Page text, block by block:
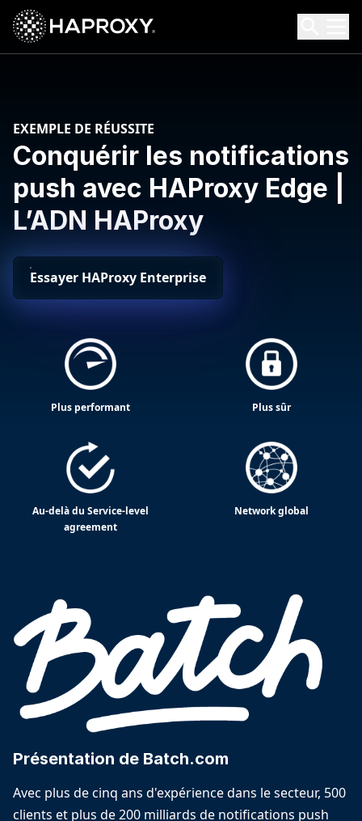
HAProxy Technologies
Search HAProxy Technologies
EXEMPLE DE RÉUSSITE
Conquérir les notifications
push avec HAProxy Edge |
L’ADN HAProxy
Essayer HAProxy Enterprise
Plus performant Plus sûr
Au-delà du Service-level
agreement
Network global
Présentation de Batch.com
Avec plus de cinq ans d'expérience dans le secteur, 500
clients et plus de 200 milliards de notifications push